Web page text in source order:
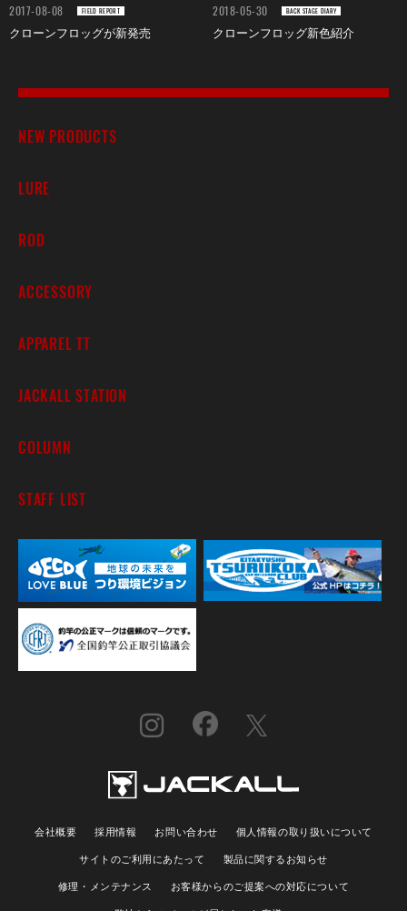
2017-08-08 FIELD REPORT
クローンフロッグが新発売
2018-05-30 BACK STAGE DIARY
クローンフロッグ新色紹介
NEW PRODUCTS
LURE
ROD
ACCESSORY
APPAREL TT
JACKALL STATION
COLUMN
STAFF LIST
会社概要 採用情報 お問い合わせ
個人情報の取り扱いについて
サイトのご利用にあたって
製品に関するお知らせ
修理・メンテナンス
お客様からのご提案への対応について